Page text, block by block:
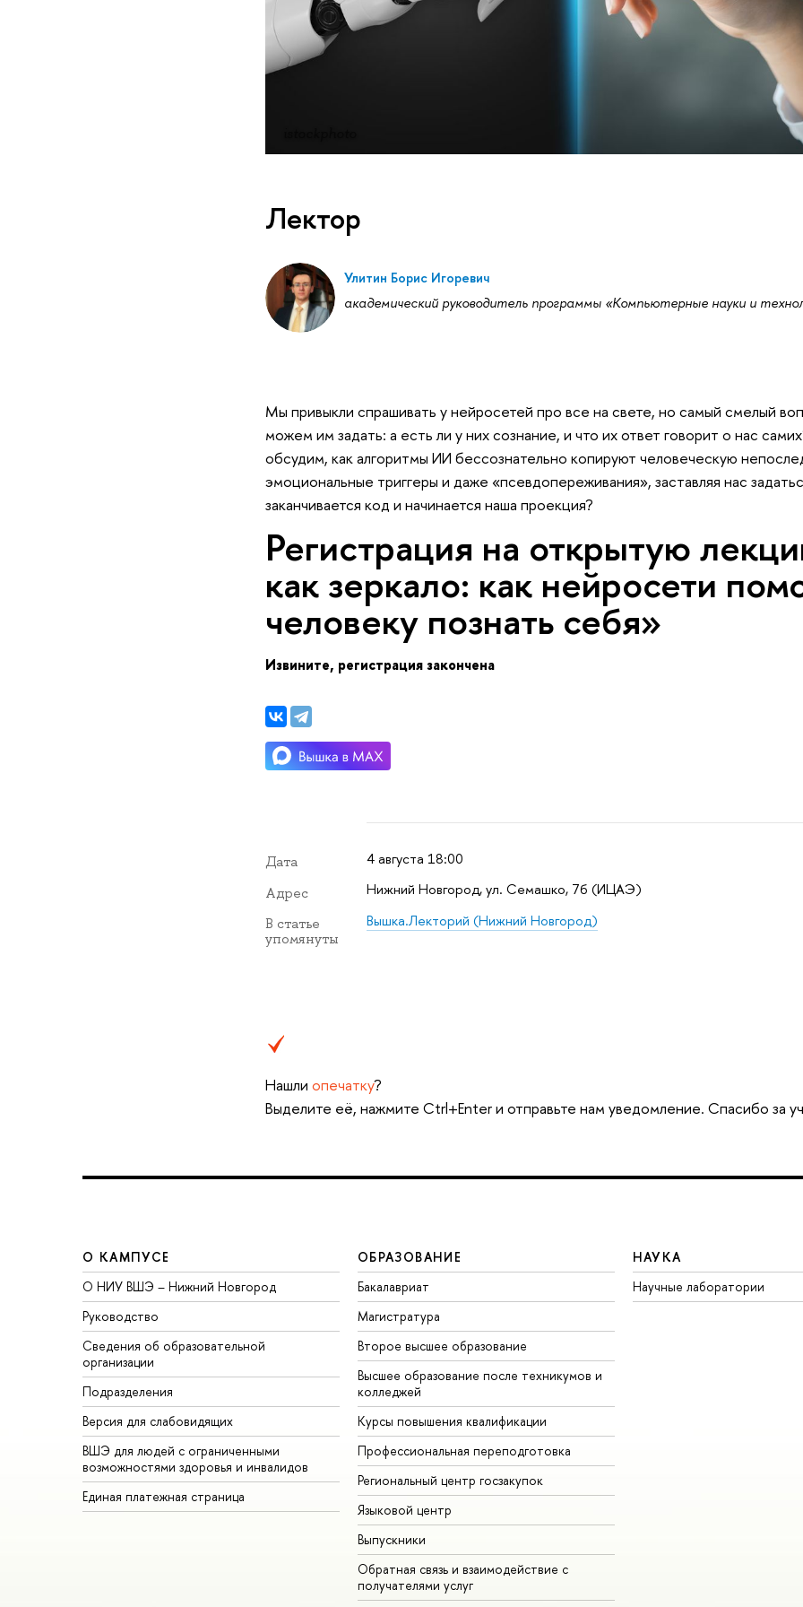
Лектор
Улитин Борис Игоревич
академический руководитель программы «Компьютерные науки и
Мы привыкли спрашивать у нейросетей про все на свете, но самый смелый
можем им задать: а есть ли у них сознание, и что их ответ говорит о нас
обсудим, как алгоритмы ИИ бессознательно копируют человеческую
эмоциональные триггеры и даже «псевдопереживания», заставляя нас
заканчивается код и начинается наша проекция?
Регистрация на открытую
как зеркало: как нейросети
человеку познать себя»
Извините, регистрация закончена
Дата 4 августа 18:00
Адрес Нижний Новгород, ул. Семашко, 7б (ИЦАЭ)
статье
упомянуты
ышка.Лекторий (Нижний Новгород)
Нашли опечатку?
ыделите её, нажмите Ctrl+Enter и отправьте нам уведомление. Спасибо за
О КАМПУСЕ
О НИУ ВШЭ – Нижний Новгород
Руководство
Сведения об образовательной
организации
Подразделения
ерсия для слабовидящих
ШЭ для людей с ограниченными
озможностями здоровья и инвалидо
Единая платежная страница
ОБРАЗОВАНИЕ
Бакалавриат
Магистратура
торое высшее образование
ысшее образование после техникумов и
колледжей
Курсы повышения квалификации
Профессиональная переподготовка
Региональный центр госзакупок
Языковой центр
ыпускники
Обратная связь и взаимодействие с
получателями услу
НАУКА
Научные лаборатории